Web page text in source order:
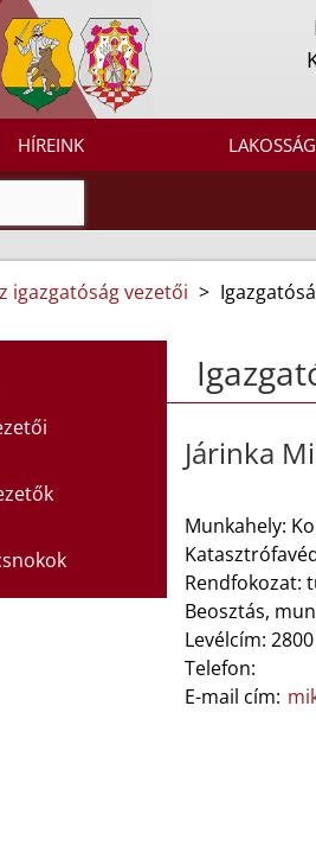
HÍREINK LAKOSSÁG
igazgatóság vezetői >
Járinka
Munkahely:
Rendfokozat:
Beosztás,
Levélcím:
Telefon:
E-mail cím: